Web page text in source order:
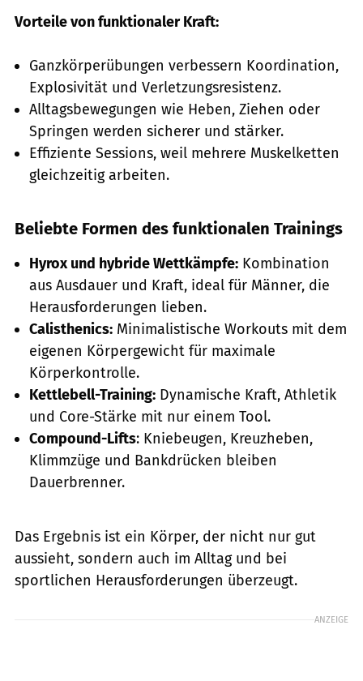
Vorteile von funktionaler Kraft:
Ganzkörperübungen verbessern Koordination,
Explosivität und Verletzungsresistenz.
Alltagsbewegungen wie Heben, Ziehen oder
Springen werden sicherer und stärker.
Effiziente Sessions, weil mehrere Muskelketten
gleichzeitig arbeiten.
Beliebte Formen des funktionalen Trainings
Hyrox und hybride Wettkämpfe: Kombination
aus Ausdauer und Kraft, ideal für Männer, die
Herausforderungen lieben.
Calisthenics: Minimalistische Workouts mit dem
eigenen Körpergewicht für maximale
Körperkontrolle.
Kettlebell-Training: Dynamische Kraft, Athletik
und Core-Stärke mit nur einem Tool.
Compound-Lifts: Kniebeugen, Kreuzheben,
Klimmzüge und Bankdrücken bleiben
Dauerbrenner.
Das Ergebnis ist ein Körper, der nicht nur gut
aussieht, sondern auch im Alltag und bei
sportlichen Herausforderungen überzeugt.
ANZEIGE